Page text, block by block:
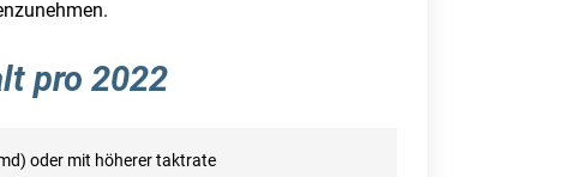
pro 2022
oder mit höherer taktrate